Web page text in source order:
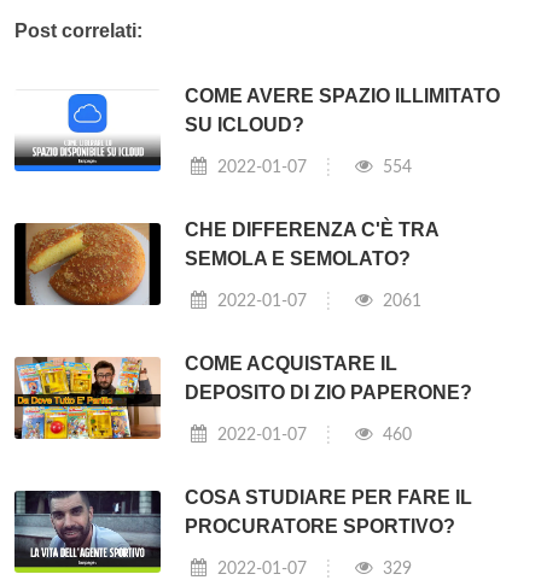
Post correlati:
COME AVERE SPAZIO ILLIMITATO
SU ICLOUD?
2022-01-07 554
CHE DIFFERENZA C'È TRA
SEMOLA E SEMOLATO?
2022-01-07 2061
COME ACQUISTARE IL
DEPOSITO DI ZIO PAPERONE?
2022-01-07 460
COSA STUDIARE PER FARE IL
PROCURATORE SPORTIVO?
2022-01-07 329